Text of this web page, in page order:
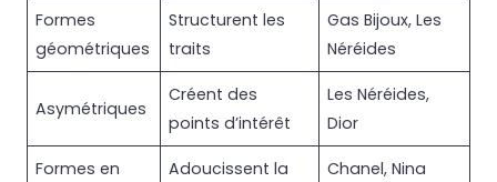
Formes
géométriques
Structurent les
traits
Gas Bijoux, Les
Néréides
Asymétriques
Créent des
points d’intérêt
Les Néréides,
Dior
Formes en
Adoucissent la
Chanel, Nina